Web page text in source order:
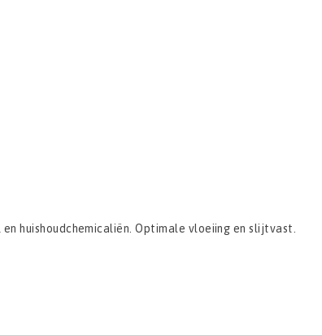
huishoudchemicaliën. Optimale vloeiing en slijtvast.